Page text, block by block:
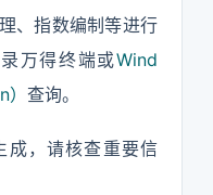
、指数编制等进行
万得终端或Wind
查询。
，请核查重要信